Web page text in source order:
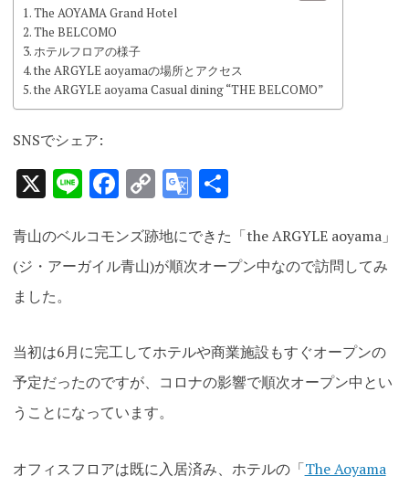
The AOYAMA Grand Hotel
The BELCOMO
ホテルフロアの様子
the ARGYLE aoyamaの場所とアクセス
the ARGYLE aoyama Casual dining “THE BELCOMO”
SNSでシェア:
X LineFacebook
CopyGoogle
共
青山のベルコモンズ跡地にできた「the ARGYLE aoyama」
(ジ・アーガイル青山)が順次オープン中なので訪問してみ
ました。
当初は6月に完工してホテルや商業施設もすぐオープンの
予定だったのですが、コロナの影響で順次オープン中とい
うことになっています。
オフィスフロアは既に入居済み、ホテルの「The Aoyama